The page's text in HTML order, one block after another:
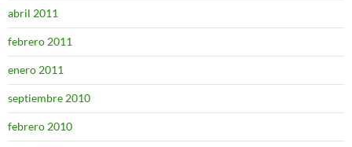
abril 2011
febrero 2011
enero 2011
septiembre 2010
febrero 2010